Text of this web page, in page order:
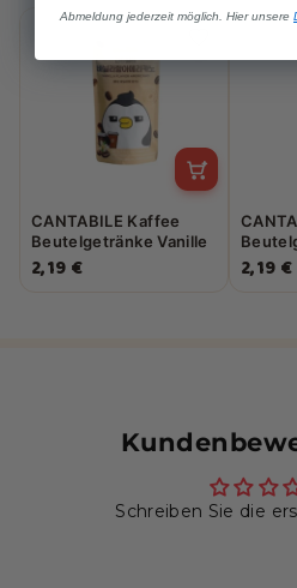
CANTABILE Kaffee
Beutelgetränke Vanille
Americano 230ml
2,19 € 2,19 €
Schreiben Sie die
Abmeldung jederzeit möglich. Hier unsere